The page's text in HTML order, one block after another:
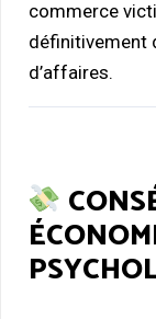
commerce
définitivement
d’affaires.